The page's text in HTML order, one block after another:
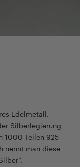
Edelmetall.
Silberlegierung
1000 Teilen 925
nennt man diese